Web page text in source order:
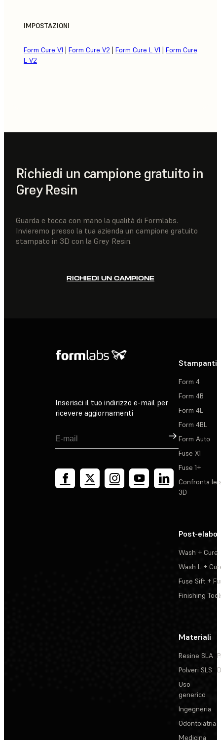
IMPOSTAZIONI
Form Cure V1 | Form Cure V2 | Form Cure L V1 | Form Cure
L V2
Richiedi un campione gratuito in
Grey Resin
Guarda e tocca con mano la qualità di Formlabs.
Invieremo presso la tua azienda un campione gratuito
stampato in 3D con la Grey Resin.
RICHIEDI UN CAMPIONE
Inserisci il tuo indirizzo e-mail per
ricevere aggiornamenti
Registrati
Stampanti
Form 4
Form 4B
Form 4L
Form 4BL
Form Auto
Fuse X1
Fuse 1+
Confronta le
3D
Post-
Wash + Cure
Wash L +
Fuse Sift +
Finishing
Materiali
Resine SLA
Polveri SLS
Uso
generico
Ingegneria
Odontoiatria
Medicina